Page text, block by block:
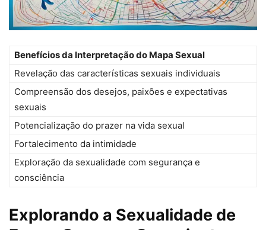
Benefícios da Interpretação do Mapa Sexual
Revelação das características sexuais individuais
Compreensão dos desejos, paixões e expectativas
sexuais
Potencialização do prazer na vida sexual
Fortalecimento da intimidade
Exploração da sexualidade com segurança e
consciência
Explorando a Sexualidade de